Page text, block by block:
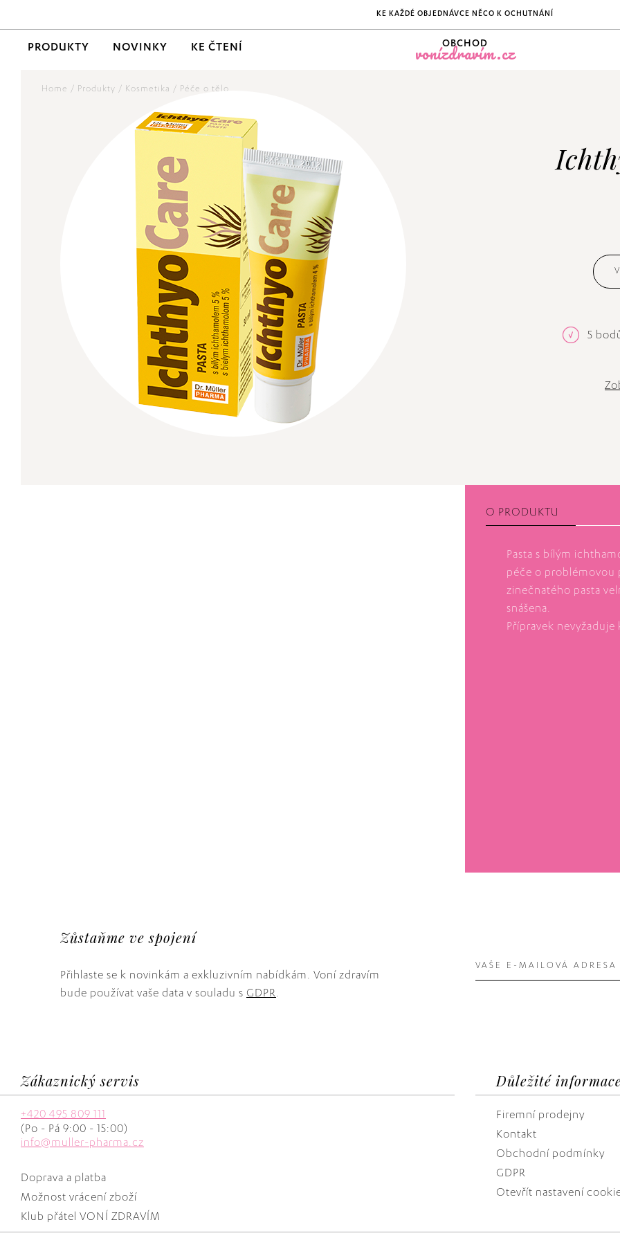
KE KAŽDÉ OBJEDNÁVCE NĚCO K OCHUTNÁNÍ
PRODUKTY NOVINKY KE ČTENÍ OBCHOD
vonízdravím.cz
5
O PRODUKTU
Pasta s bílým
péče o problémovou
zinečnatého pasta
snášena.
Přípravek nevyžaduje
Home / Produkty / Kosmetika / Péče o tělo
Zůstaňme ve spojení
Přihlaste se k novinkám a exkluzivním nabídkám. Voní zdravím
bude používat vaše data v souladu s GDPR.
Zákaznický servis
+420 495 809 111
(Po - Pá 9:00 - 15:00)
info@muller-pharma.cz
Doprava a platba
Možnost vrácení zboží
Klub přátel VONÍ ZDRAVÍM
Důležité
Firemní prodejny
Kontakt
Obchodní podmínky
GDPR
Otevřít nastavení